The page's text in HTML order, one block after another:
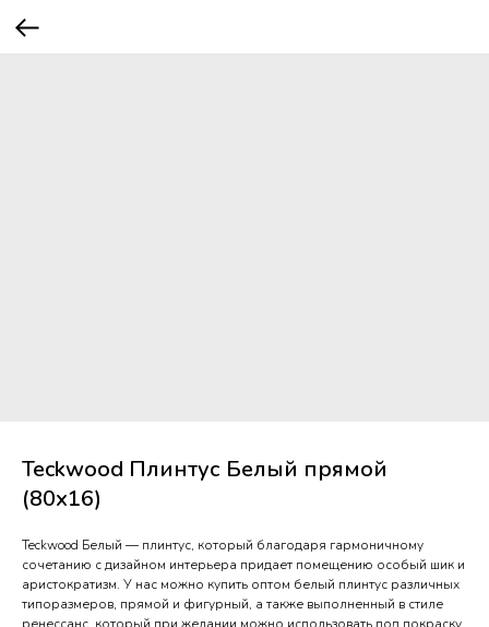
Teckwood Плинтус Белый прямой
(80х16)
Teckwood Белый — плинтус, который благодаря гармоничному
сочетанию с дизайном интерьера придает помещению особый шик и
аристократизм. У нас можно купить оптом белый плинтус различных
типоразмеров, прямой и фигурный, а также выполненный в стиле